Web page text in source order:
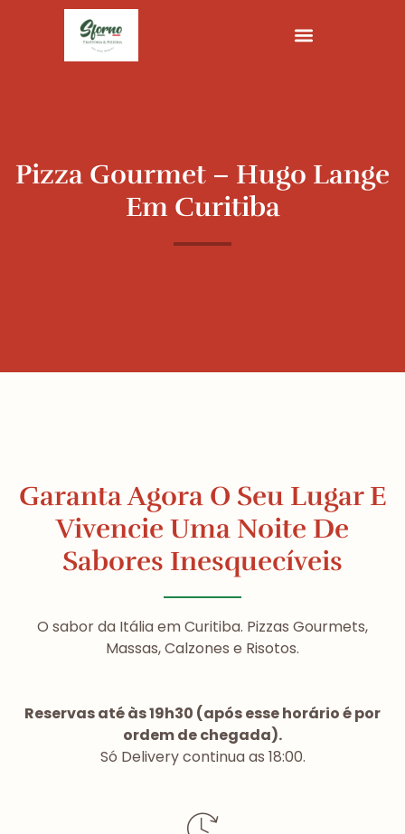
Pizza Gourmet – Hugo Lange
Em Curitiba
Garanta Agora O Seu Lugar E
Vivencie Uma Noite De
Sabores Inesquecíveis
O sabor da Itália em Curitiba. Pizzas Gourmets,
Massas, Calzones e Risotos.
Reservas até às 19h30 (após esse horário é por
ordem de chegada).
Só Delivery continua as 18:00.